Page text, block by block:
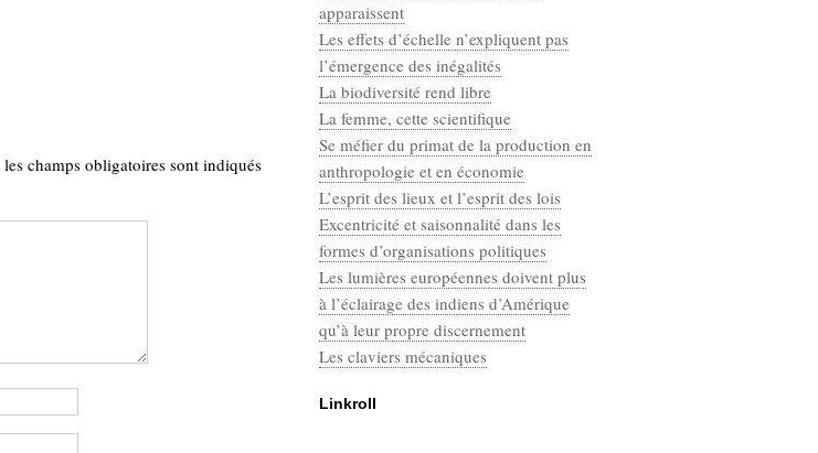
les champs obligatoires sont indiqués
apparaissent
Les effets d’échelle n’expliquent pas
l’émergence des inégalités
La biodiversité rend libre
La femme, cette scientifique
Se méfier du primat de la production en
anthropologie et en économie
L’esprit des lieux et l’esprit des lois
Excentricité et saisonnalité dans les
formes d’organisations politiques
Les lumières européennes doivent plus
à l’éclairage des indiens d’Amérique
qu’à leur propre discernement
Les claviers mécaniques
Linkroll